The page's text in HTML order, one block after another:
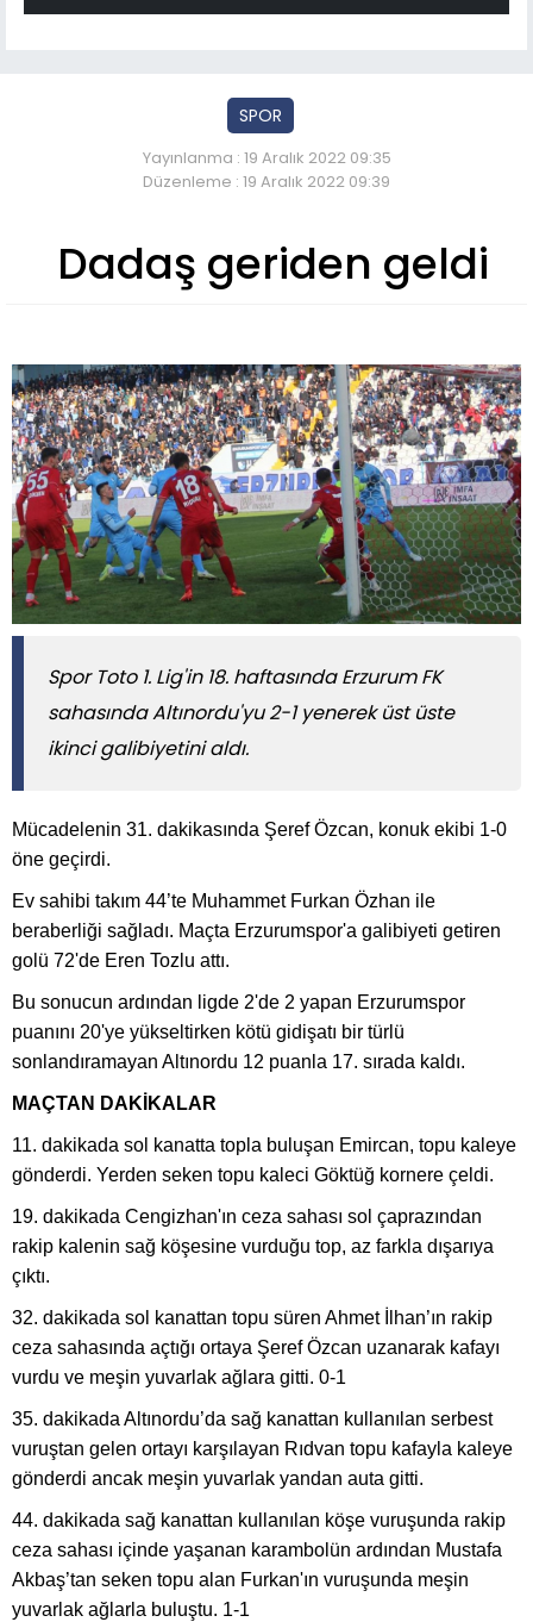
SPOR
Yayınlanma : 19 Aralık 2022 09:35
Düzenleme : 19 Aralık 2022 09:39
Dadaş geriden geldi
Spor Toto 1. Lig'in 18. haftasında Erzurum FK
sahasında Altınordu'yu 2-1 yenerek üst üste
ikinci galibiyetini aldı.
Mücadelenin 31. dakikasında Şeref Özcan, konuk ekibi 1-0
öne geçirdi.
Ev sahibi takım 44’te Muhammet Furkan Özhan ile
beraberliği sağladı. Maçta Erzurumspor'a galibiyeti getiren
golü 72'de Eren Tozlu attı.
Bu sonucun ardından ligde 2'de 2 yapan Erzurumspor
puanını 20'ye yükseltirken kötü gidişatı bir türlü
sonlandıramayan Altınordu 12 puanla 17. sırada kaldı.
MAÇTAN DAKİKALAR
11. dakikada sol kanatta topla buluşan Emircan, topu kaleye
gönderdi. Yerden seken topu kaleci Göktüğ kornere çeldi.
19. dakikada Cengizhan'ın ceza sahası sol çaprazından
rakip kalenin sağ köşesine vurduğu top, az farkla dışarıya
çıktı.
32. dakikada sol kanattan topu süren Ahmet İlhan’ın rakip
ceza sahasında açtığı ortaya Şeref Özcan uzanarak kafayı
vurdu ve meşin yuvarlak ağlara gitti. 0-1
35. dakikada Altınordu’da sağ kanattan kullanılan serbest
vuruştan gelen ortayı karşılayan Rıdvan topu kafayla kaleye
gönderdi ancak meşin yuvarlak yandan auta gitti.
44. dakikada sağ kanattan kullanılan köşe vuruşunda rakip
ceza sahası içinde yaşanan karambolün ardından Mustafa
Akbaş’tan seken topu alan Furkan'ın vuruşunda meşin
yuvarlak ağlarla buluştu. 1-1